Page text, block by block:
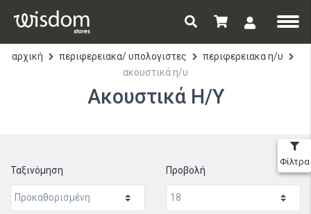
αρχική περιφερειακα/ υπολογιστες
περιφερειακα η/υ
ακουστικά η/υ
Ακουστικά Η/Υ
Ταξινόμηση Προβολή
Φίλτρα